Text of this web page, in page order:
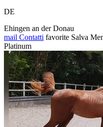
DE
Ehingen an der Donau
mail Contatti favorite Salva
Platinum